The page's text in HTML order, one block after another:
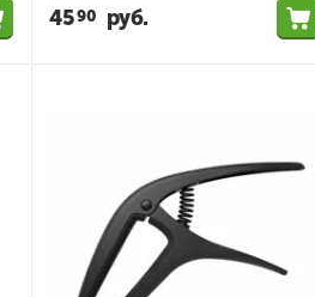
4590 руб.